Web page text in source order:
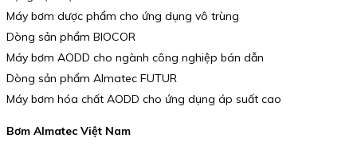
Máy bơm dược phẩm cho ứng dụng vô trùng
Dòng sản phẩm BIOCOR
Máy bơm AODD cho ngành công nghiệp bán dẫn
Dòng sản phẩm Almatec FUTUR
Máy bơm hóa chất AODD cho ứng dụng áp suất cao
Bơm Almatec Việt Nam